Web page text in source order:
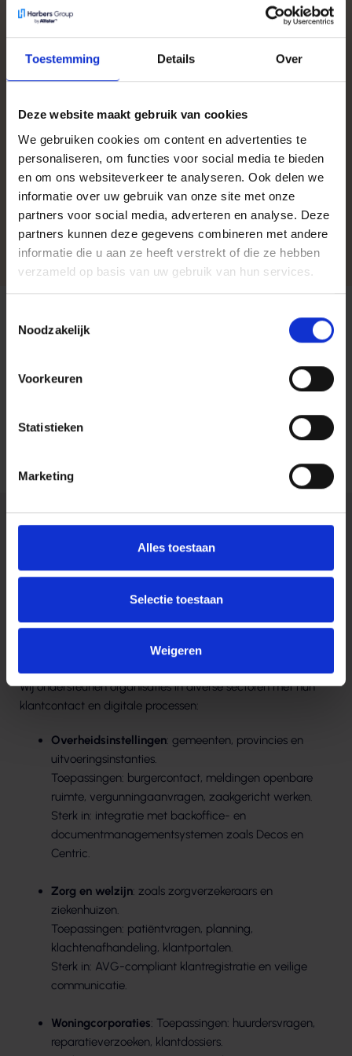
Toestemming Details Over
Deze website maakt gebruik van cookies
We gebruiken cookies om content en advertenties te
personaliseren, om functies voor social media te bieden
en om ons websiteverkeer te analyseren. Ook delen we
informatie over uw gebruik van onze site met onze
partners voor social media, adverteren en analyse. Deze
partners kunnen deze gegevens combineren met andere
informatie die u aan ze heeft verstrekt of die ze hebben
verzameld op basis van uw gebruik van hun services.
Noodzakelijk
Voorkeuren
Statistieken
Marketing
Alles toestaan
Selectie toestaan
Weigeren
Moderne Cloudwerkplek voor woonlocaties
van Sa-Net Woonzorg
Sa-Net Woonzorg koos voor een moderne cloudwerkplek
met Microsoft 365, waarmee medewerkers veilig, flexibel en
locatieonafhankelijk kunnen samenwerken. Dankzij slimme
oplossingen zoals SharePoint, OneDrive en Single Sign-On is
de communicatie verbeterd en de IT-beheerlast verlaagd.
Lees meer
Binnen een paar weken stond er
een betrouwbaar stemsysteem,
dat duizenden stemmen kon
Antwoorden en inzichten
over Solutions
VEELGESTELDE VRAGEN
Voor welke sectoren is Harbers Solutions geschikt?
Wij ondersteunen organisaties in diverse sectoren met hun
klantcontact en digitale processen:
Overheidsinstellingen: gemeenten, provincies en
uitvoeringsinstanties.
Toepassingen: burgercontact, meldingen openbare
ruimte, vergunningaanvragen, zaakgericht werken.
Sterk in: integratie met backoffice- en
documentmanagementsystemen zoals Decos en
Centric.
Zorg en welzijn: zoals zorgverzekeraars en
ziekenhuizen.
Toepassingen: patiëntvragen, planning,
klachtenafhandeling, klantportalen.
Sterk in: AVG-compliant klantregistratie en veilige
communicatie.
Woningcorporaties: Toepassingen: huurdersvragen,
reparatieverzoeken, klantdossiers.